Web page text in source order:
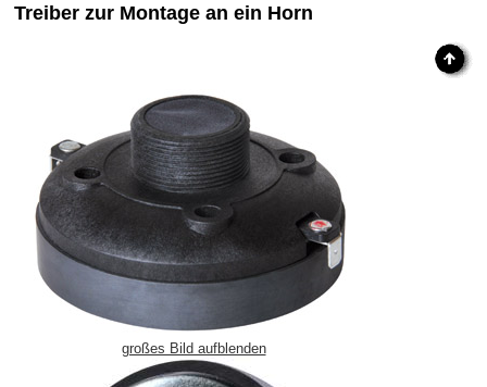
Treiber zur Montage an ein Horn
großes Bild aufblenden